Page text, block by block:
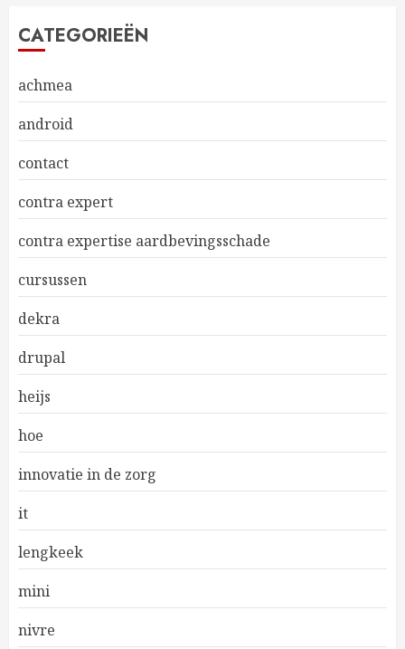
CATEGORIEËN
achmea
android
contact
contra expert
contra expertise aardbevingsschade
cursussen
dekra
drupal
heijs
hoe
innovatie in de zorg
it
lengkeek
mini
nivre